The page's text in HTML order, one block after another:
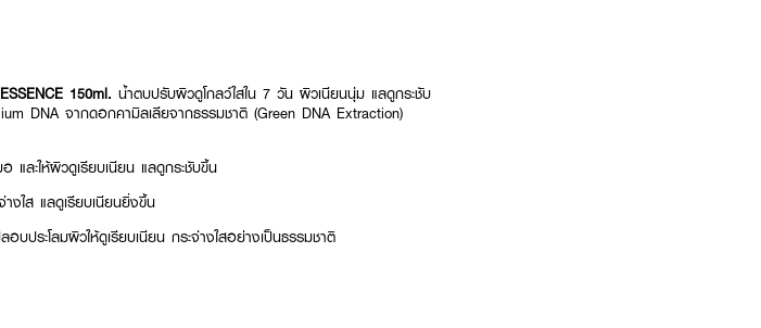
150ml. น้ำตบปรับผิวดูโกลว์ใสใน 7 วัน ผิวเนียนนุ่ม แลดูกระชับ
DNA จากดอกคามิลเลียจากธรรมชาติ (Green DNA Extraction)
และให้ผิวดูเรียบเนียน แลดูกระชับขึ้น
งใส แลดูเรียบเนียนยิ่งขึ้น
ประโลมผิวให้ดูเรียบเนียน กระจ่างใสอย่างเป็นธรรมชาติ